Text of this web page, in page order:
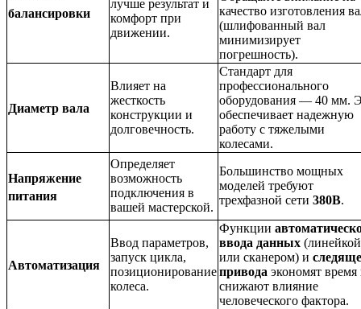
балансировки
лучше результат и
комфорт при
движении.
качество изготовления
(шлифованный вал
минимизирует
погрешность).
Диаметр вала
Влияет на
жесткость
конструкции и
долговечность.
Стандарт для
профессионального
оборудования — 40 мм.
обеспечивает надежную
работу с тяжелыми
колесами.
Напряжение
питания
Определяет
возможность
подключения в
вашей мастерской.
Большинство мощных
моделей требуют
трехфазной сети 380В.
Автоматизация
Ввод параметров,
запуск цикла,
позиционирование
колеса.
Функции
ввода данных (линейкой
или сканером) и
привода экономят время
снижают влияние
человеческого фактора.